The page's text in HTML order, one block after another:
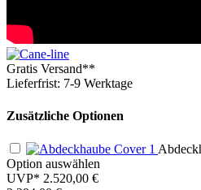
Gratis Versand**
Lieferfrist: 7-9 Werktage
Zusätzliche Optionen
Option auswählen
UVP* 2.520,00 €